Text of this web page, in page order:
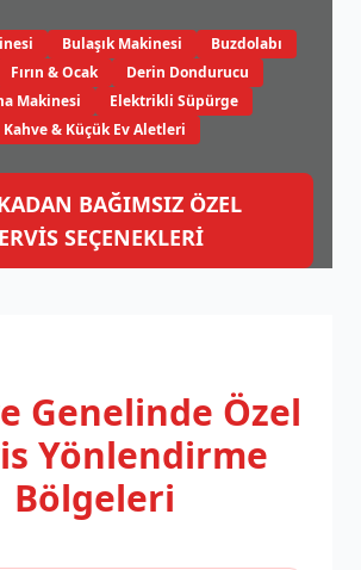
Bulaşık Makinesi
Buzdolabı
Fırın & Ocak
Derin Dondurucu
Makinesi
Elektrikli Süpürge
Kahve & Küçük Ev Aletleri
BAĞIMSIZ ÖZEL
SEÇENEKLERİ
Genelinde Özel
Yönlendirme
Bölgeleri